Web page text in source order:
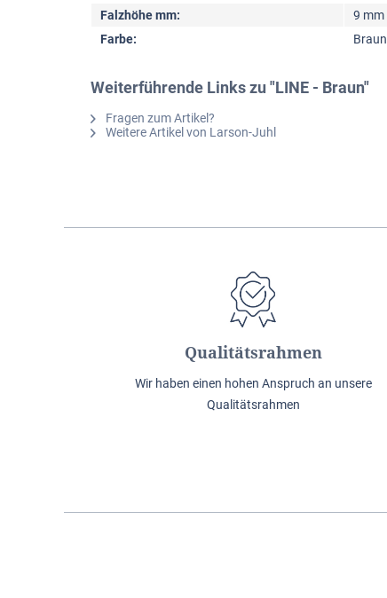
Falzhöhe mm:
9 mm
Farbe:
Braun
Weiterführende Links zu "LINE - Braun"
Fragen zum Artikel?
Weitere Artikel von Larson-Juhl
Qualitätsrahmen
Wir haben einen hohen Anspruch an unsere
Qualitätsrahmen